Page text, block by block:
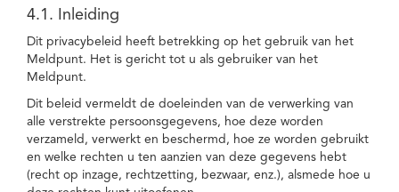
4.1. Inleiding
Dit privacybeleid heeft betrekking op het gebruik van het
Meldpunt. Het is gericht tot u als gebruiker van het
Meldpunt.
Dit beleid vermeldt de doeleinden van de verwerking van
alle verstrekte persoonsgegevens, hoe deze worden
verzameld, verwerkt en beschermd, hoe ze worden gebruikt
en welke rechten u ten aanzien van deze gegevens hebt
(recht op inzage, rechtzetting, bezwaar, enz.), alsmede hoe u